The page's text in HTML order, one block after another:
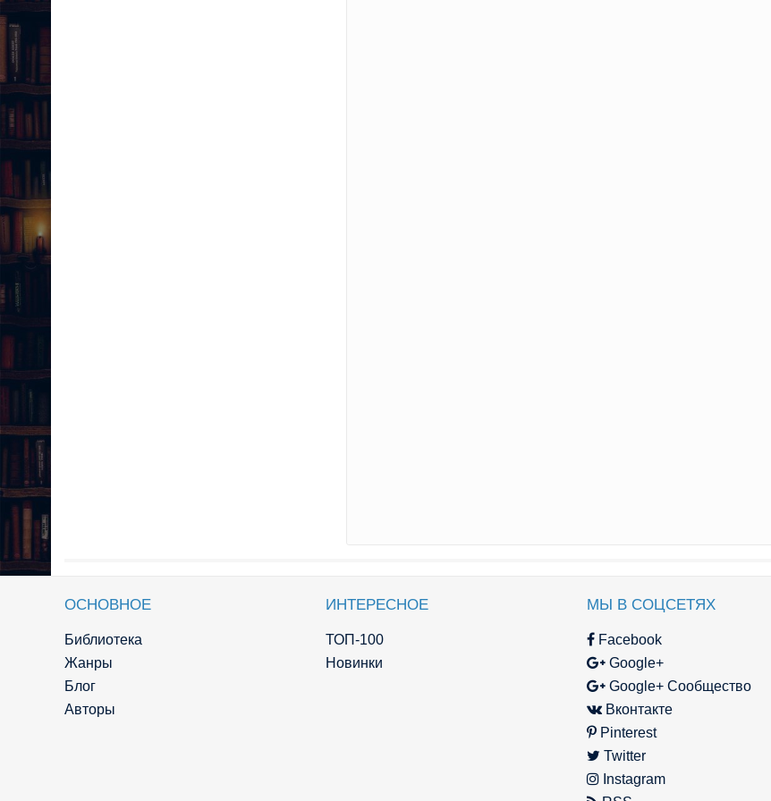
ОСНОВНОЕ
Библиотека
Жанры
Блог
Авторы
ИНТЕРЕСНОЕ
ТОП-100
Новинки
МЫ В СОЦСЕТЯХ
Facebook
Google+
Google+ Сообщество
Вконтакте
Pinterest
Twitter
Instagram